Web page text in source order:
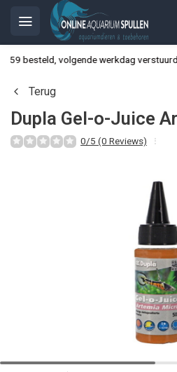
besteld, volgende werkdag verstuurd
Terug
Dupla Gel-o-Juice
0/5 (0 Reviews)